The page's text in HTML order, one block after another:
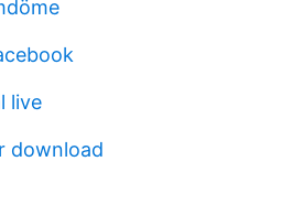
live
download